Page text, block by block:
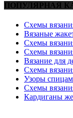
ПОПУЛЯРНАЯ
Схемы
Вязаные
Схемы
Схемы
Вязание для
Схемы
Узоры
Схемы
Кардиганы